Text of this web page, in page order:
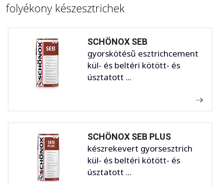
folyékony készesztrichek
SCHÖNOX SEB
gyorskötésű esztrichcement
kül- és beltéri kötött- és
úsztatott ...
SCHÖNOX SEB PLUS
készrekevert gyorsesztrich
kül- és beltéri kötött- és
úsztatott ...